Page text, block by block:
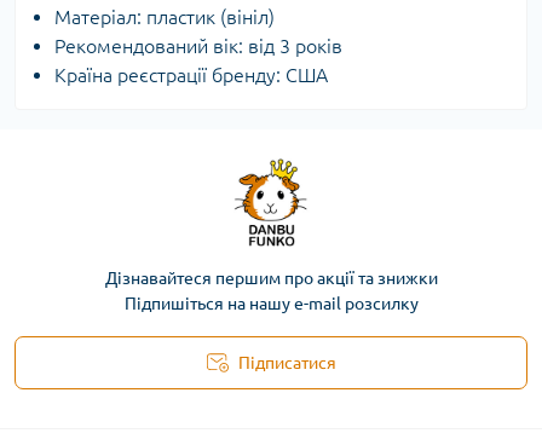
Матеріал: пластик (вініл)
Рекомендований вік: від 3 років
Країна реєстрації бренду: США
Дізнавайтеся першим про акції та знижки
Підпишіться на нашу e-mail розсилку
Підписатися